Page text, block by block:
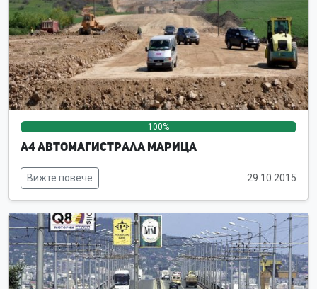
100%
А4 Автомагистрала Марица
Вижте повече 29.10.2015